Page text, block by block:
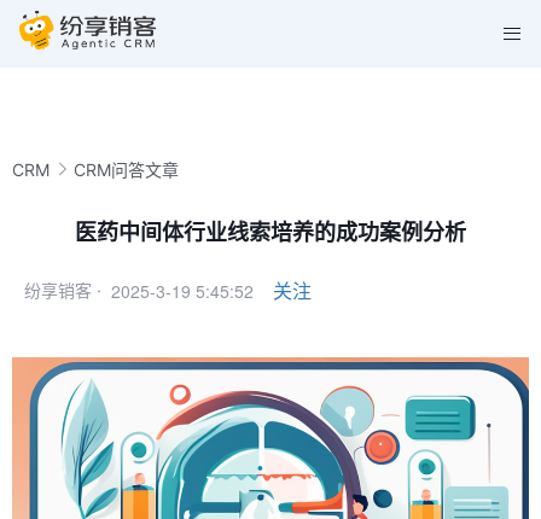
CRM CRM问答文章
医药中间体行业线索培养的成功案例分析
纷享销客 · 2025-3-19 5:45:52 关注